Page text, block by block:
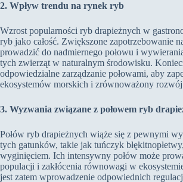
2. Wpływ trendu na rynek ryb
Wzrost popularności ryb drapieżnych w
ryb jako całość. Zwiększone zapotrzebowanie
prowadzić do nadmiernego połowu i
tych zwierząt w naturalnym środowisku.
odpowiedzialne zarządzanie połowami, aby
ekosystemów morskich i zrównoważony
3. Wyzwania związane z połowem ryb
Połów ryb drapieżnych wiąże się z pewnymi
tych gatunków, takie jak tuńczyk
wyginięciem. Ich intensywny połów może
populacji i zakłócenia równowagi w
jest zatem wprowadzenie odpowiednich